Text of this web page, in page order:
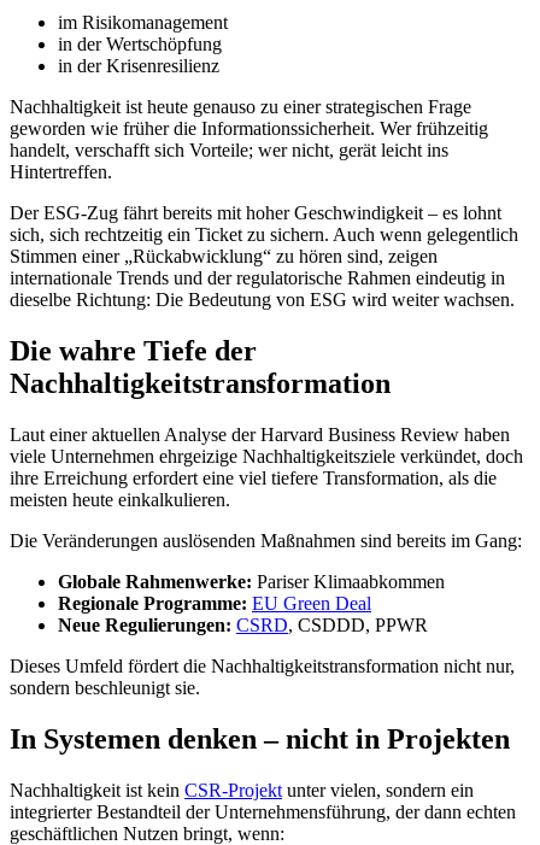
im Risikomanagement
in der Wertschöpfung
in der Krisenresilienz
Nachhaltigkeit ist heute genauso zu einer strategischen Frage
geworden wie früher die Informationssicherheit. Wer frühzeitig
handelt, verschafft sich Vorteile; wer nicht, gerät leicht ins
Hintertreffen.
Der ESG-Zug fährt bereits mit hoher Geschwindigkeit – es lohnt
sich, sich rechtzeitig ein Ticket zu sichern. Auch wenn gelegentlich
Stimmen einer „Rückabwicklung“ zu hören sind, zeigen
internationale Trends und der regulatorische Rahmen eindeutig in
dieselbe Richtung: Die Bedeutung von ESG wird weiter wachsen.
Die wahre Tiefe der
Nachhaltigkeitstransformation
Laut einer aktuellen Analyse der Harvard Business Review haben
viele Unternehmen ehrgeizige Nachhaltigkeitsziele verkündet, doch
ihre Erreichung erfordert eine viel tiefere Transformation, als die
meisten heute einkalkulieren.
Die Veränderungen auslösenden Maßnahmen sind bereits im Gang:
Globale Rahmenwerke: Pariser Klimaabkommen
Regionale Programme: EU Green Deal
Neue Regulierungen: CSRD, CSDDD, PPWR
Dieses Umfeld fördert die Nachhaltigkeitstransformation nicht nur,
sondern beschleunigt sie.
In Systemen denken – nicht in Projekten
Nachhaltigkeit ist kein CSR-Projekt unter vielen, sondern ein
integrierter Bestandteil der Unternehmensführung, der dann echten
geschäftlichen Nutzen bringt, wenn: